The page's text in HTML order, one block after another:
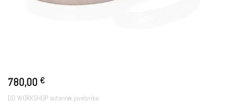
780,00 €
DD WORKSHOP autorinė juvelyrika.